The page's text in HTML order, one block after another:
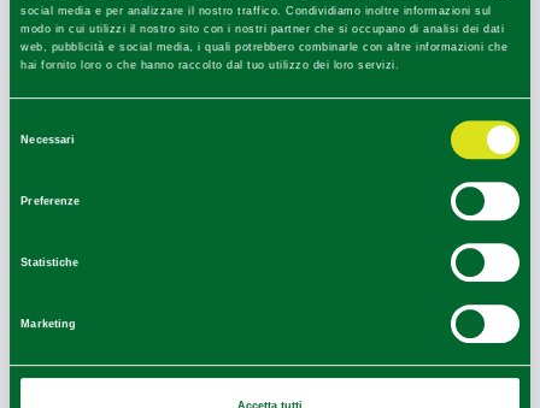
social media e per analizzare il nostro traffico. Condividiamo inoltre informazioni sul
modo in cui utilizzi il nostro sito con i nostri partner che si occupano di analisi dei dati
web, pubblicità e social media, i quali potrebbero combinarle con altre informazioni che
hai fornito loro o che hanno raccolto dal tuo utilizzo dei loro servizi.
Necessari
Preferenze
Statistiche
Marketing
+
−